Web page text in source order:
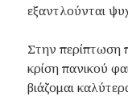
εξαντλούνται
Στην περίπτωση
κρίση πανικού
βιάζομαι